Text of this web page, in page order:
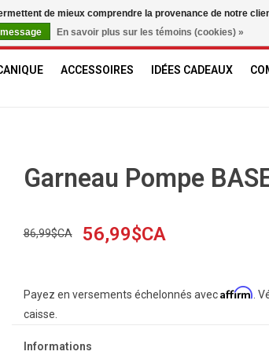
ACCESSOIRES IDÉES CADEAUX
Garneau Pompe
86,99$CA 56,99$CA
Payez en versements échelonnés avecAffirm.
caisse.
Informations
de mieux comprendre la provenance de notre
En savoir plus sur les témoins (cookies) »